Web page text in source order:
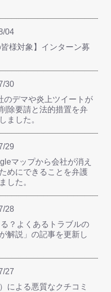
04
様対象】インターン募
30
のデマや炎上ツイートが
除要請と法的措置を弁
ました。
29
マップから会社が消え
めにできることを弁護
した。
28
？よくあるトラブルの
解説」の記事を更新し
27
による悪質なクチコミ